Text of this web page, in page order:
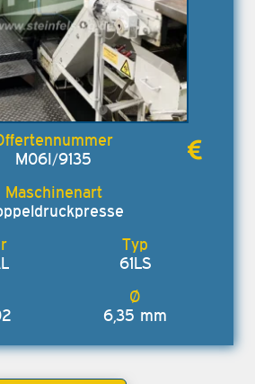
M06I/9135
61LS
6,35 mm